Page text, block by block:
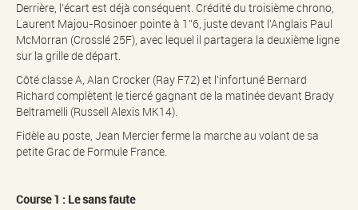
Derrière, l’écart est déjà conséquent. Crédité du troisième chrono,
Laurent Majou-Rosinoer pointe à 1’’6, juste devant l’Anglais Paul
McMorran (Crosslé 25F), avec lequel il partagera la deuxième ligne
sur la grille de départ.
Côté classe A, Alan Crocker (Ray F72) et l’infortuné Bernard
Richard complètent le tiercé gagnant de la matinée devant Brady
Beltramelli (Russell Alexis MK14).
Fidèle au poste, Jean Mercier ferme la marche au volant de sa
petite Grac de Formule France.
Course 1 : Le sans faute